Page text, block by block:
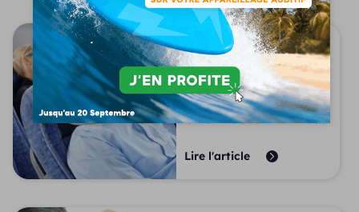
05/09/2024
Comment ne pas
avoir mal aux
oreilles en avio...
Lire l'article